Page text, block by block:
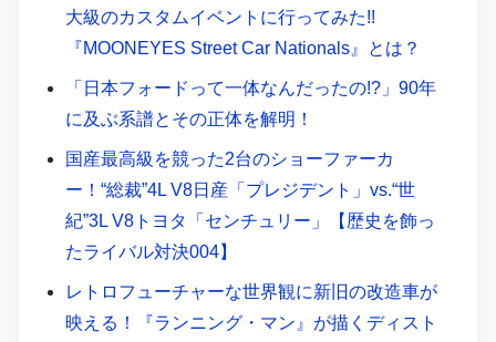
大級のカスタムイベントに行ってみた!!
『MOONEYES Street Car Nationals』とは？
「日本フォードって一体なんだったの!?」90年
に及ぶ系譜とその正体を解明！
国産最高級を競った2台のショーファーカ
ー！“総裁”4L V8日産「プレジデント」vs.“世
紀”3L V8トヨタ「センチュリー」【歴史を飾っ
たライバル対決004】
レトロフューチャーな世界観に新旧の改造車が
映える！『ランニング・マン』が描くディスト